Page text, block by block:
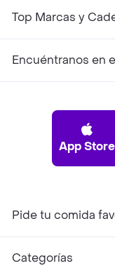
Top Marcas y
Encuéntranos en
App Store
Pide tu comida
Categorías